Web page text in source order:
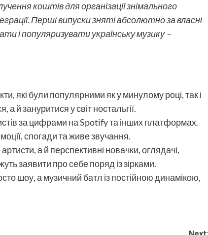
коштів для організації знімального
Перші випуски зняті абсолютно за власні
і популяризувати українську музику –
які були популярними як у минулому році, так і
й зануритися у світ ностальгії.
за цифрами на Spotify та інших платформах.
спогади та живе звучання.
а й перспективні новачки, оглядачі,
заявити про себе поряд із зірками.
шоу, а музичний батл із постійною динамікою,